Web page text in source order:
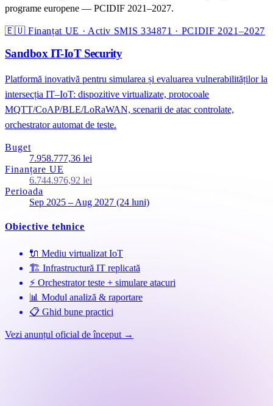
programe europene — PCIDIF 2021–2027.
🇪🇺 Finanțat UE · Activ SMIS 334871 · PCIDIF 2021–2027
Sandbox IT-IoT Security
Platformă inovativă pentru simularea și evaluarea vulnerabilităților la
intersecția IT–IoT: dispozitive virtualizate, protocoale
MQTT/CoAP/BLE/LoRaWAN, scenarii de atac controlate,
orchestrator automat de teste.
Buget
7.958.777,36 lei
Finanțare UE
6.744.976,92 lei
Perioada
Sep 2025 – Aug 2027 (24 luni)
Obiective tehnice
🔌 Mediu virtualizat IoT
🏗 Infrastructură IT replicată
⚡ Orchestrator teste + simulare atacuri
📊 Modul analiză & raportare
📋 Ghid bune practici
Vezi anunțul oficial de început →